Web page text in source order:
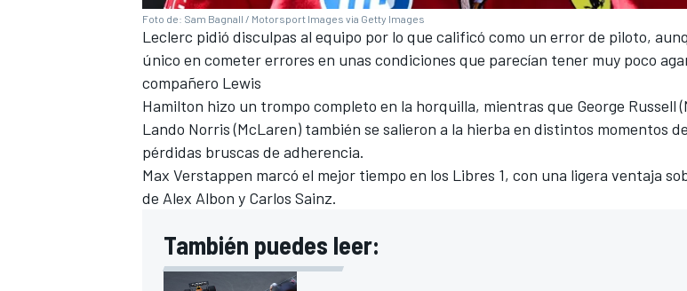
Foto de: Sam Bagnall / Motorsport Images via Getty Images
Leclerc pidió disculpas al equipo por lo que calificó como un error de piloto,
único en cometer errores en unas condiciones que parecían tener muy poco
compañero Lewis
Hamilton hizo un trompo completo en la horquilla, mientras que George Russell(
Lando Norris(McLaren) también se salieron a la hierba en distintos momentos
pérdidas bruscas de adherencia.
Max Verstappen marcó el mejor tiempo en los Libres 1, con una ligera ventaja
de Alex Albon y Carlos Sainz.
También puedes leer: